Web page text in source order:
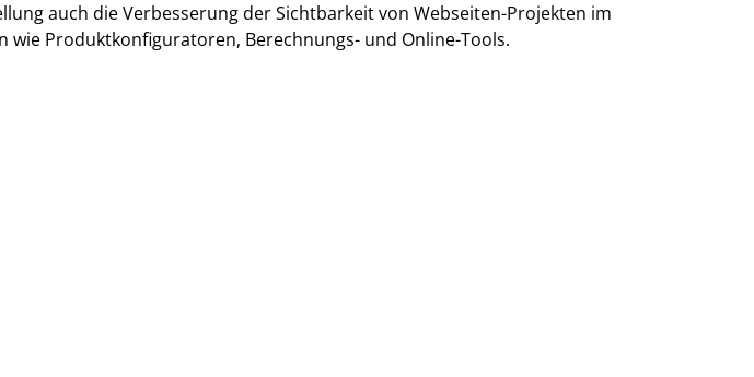
auch die Verbesserung der Sichtbarkeit von Webseiten-Projekten im
Produktkonfiguratoren, Berechnungs- und Online-Tools.